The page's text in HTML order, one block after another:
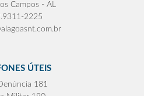
Campos - AL
2225
ÚTEIS
181